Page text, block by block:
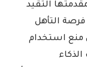
التقيد
التأهل
منع استخدام